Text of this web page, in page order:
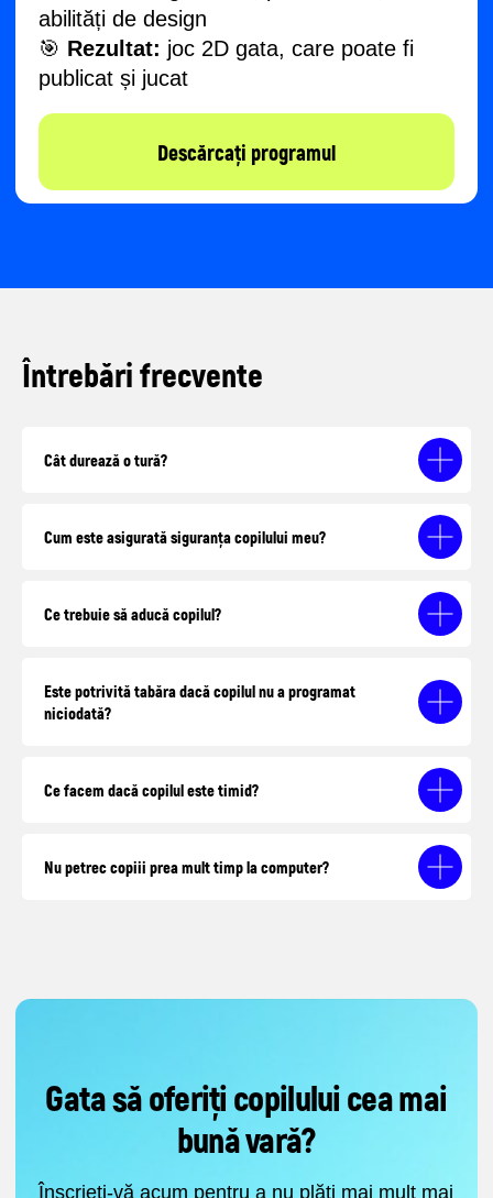
Întrebări frecvente
Cât durează o tură?
Cum este asigurată siguranța copilului meu?
Ce trebuie să aducă copilul?
Este potrivită tabăra dacă copilul nu a programat
niciodată?
Ce facem dacă copilul este timid?
Nu petrec copiii prea mult timp la computer?